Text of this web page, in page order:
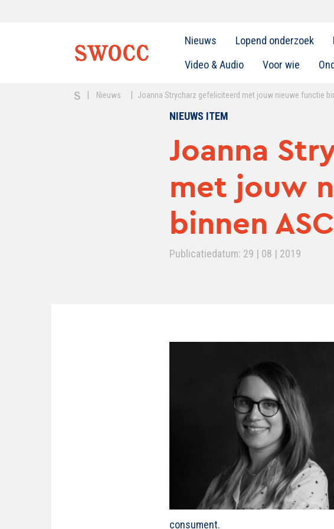
Nieuws Lopend onderzoek
Video & Audio
Voor wie
| Nieuws | Joanna Strycharz gefeliciteerd met jouw nieuwe functie
NIEUWS ITEM
Joanna
met jouw
binnen
Publicatiedatum: 29 | 08 | 2019
consument.